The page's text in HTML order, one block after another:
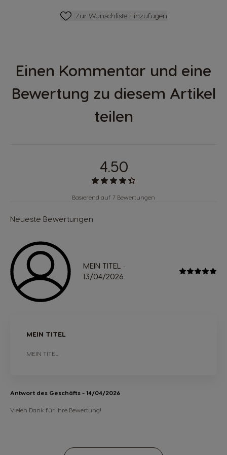
Zur Wunschliste Hinzufügen
Zur Wunschliste Hinzufügen
Einen Kommentar und eine
Bewertung zu diesem Artikel
teilen
4.50
Basierend auf 7 Bewertungen
Neueste Bewertungen
MEIN TITEL -
13/04/2026
MEIN TITEL
MEIN TITEL
Antwort des Geschäfts - 14/04/2026
Vielen Dank für Ihre Bewertung!